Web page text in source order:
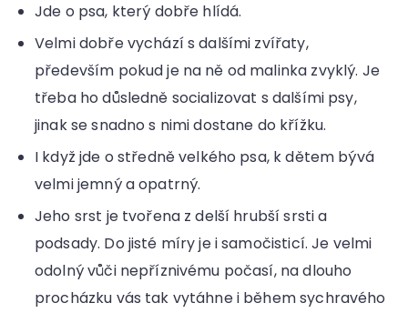
Jde o psa, který dobře hlídá.
Velmi dobře vychází s dalšími zvířaty,
především pokud je na ně od malinka zvyklý. Je
třeba ho důsledně socializovat s dalšími psy,
jinak se snadno s nimi dostane do křížku.
I když jde o středně velkého psa, k dětem bývá
velmi jemný a opatrný.
Jeho srst je tvořena z delší hrubší srsti a
podsady. Do jisté míry je i samočisticí. Je velmi
odolný vůči nepříznivému počasí, na dlouho
procházku vás tak vytáhne i během sychravého